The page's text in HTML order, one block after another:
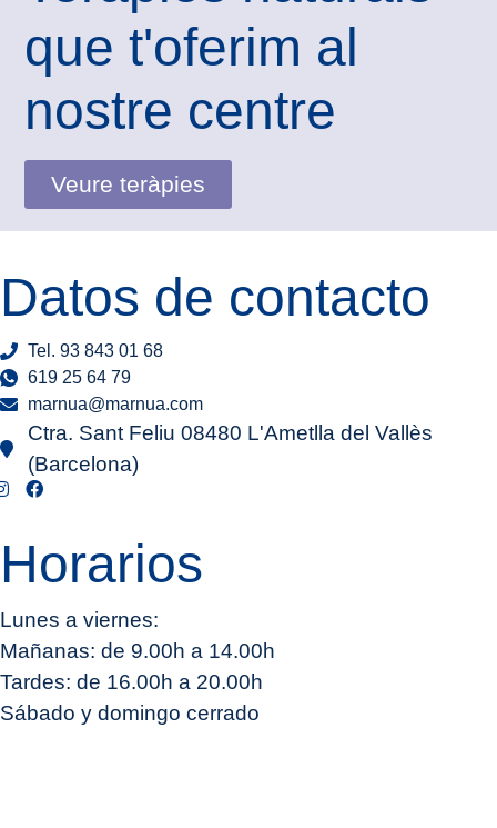
que t'oferim al
nostre centre
Veure teràpies
Datos de contacto
Tel. 93 843 01 68
619 25 64 79
marnua@marnua.com
Ctra. Sant Feliu 08480 L'Ametlla del Vallès
(Barcelona)
Horarios
Lunes a viernes:
Mañanas: de 9.00h a 14.00h
Tardes: de 16.00h a 20.00h
Sábado y domingo cerrado